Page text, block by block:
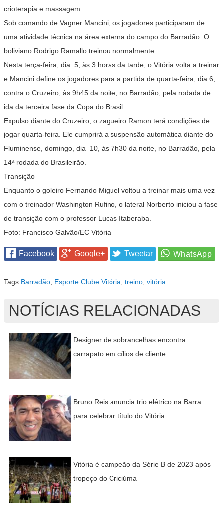
crioterapia e massagem.
Sob comando de Vagner Mancini, os jogadores participaram de
uma atividade técnica na área externa do campo do Barradão. O
boliviano Rodrigo Ramallo treinou normalmente.
Nesta terça-feira, dia 5, às 3 horas da tarde, o Vitória volta a treinar
e Mancini define os jogadores para a partida de quarta-feira, dia 6,
contra o Cruzeiro, às 9h45 da noite, no Barradão, pela rodada de
ida da terceira fase da Copa do Brasil.
Expulso diante do Cruzeiro, o zagueiro Ramon terá condições de
jogar quarta-feira. Ele cumprirá a suspensão automática diante do
Fluminense, domingo, dia 10, às 7h30 da noite, no Barradão, pela
14ª rodada do Brasileirão.
Transição
Enquanto o goleiro Fernando Miguel voltou a treinar mais uma vez
com o treinador Washington Rufino, o lateral Norberto iniciou a fase
de transição com o professor Lucas Itaberaba.
Foto: Francisco Galvão/EC Vitória
Facebook Google+ Tweetar
Tags:Barradão, Esporte Clube Vitória, treino, vitória
NOTÍCIAS RELACIONADAS
Designer de sobrancelhas encontra
carrapato em cílios de cliente
Bruno Reis anuncia trio elétrico na Barra
para celebrar título do Vitória
Vitória é campeão da Série B de 2023 após
tropeço do Criciúma